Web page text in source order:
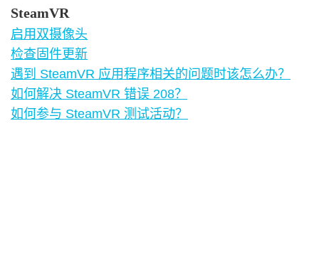
SteamVR
启用双摄像头
检查固件更新
遇到 SteamVR 应用程序相关的问题时该怎么办？
如何解决 SteamVR 错误 208？
如何参与 SteamVR 测试活动？